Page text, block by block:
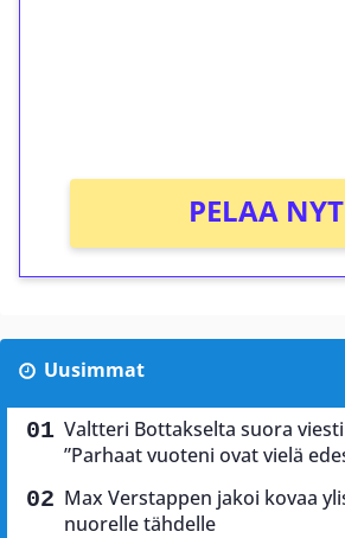
PELAA NYT
Uusimmat
Valtteri Bottakselta suora
”Parhaat vuoteni ovat vielä
Max Verstappen jakoi kovaa
nuorelle tähdelle